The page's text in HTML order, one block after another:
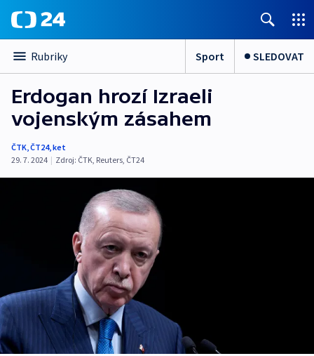
Rubriky Sport SLEDOVAT
Erdogan hrozí Izraeli
vojenským zásahem
ČTK,ČT24,ket
29. 7. 2024 | Zdroj: ČTK, Reuters, ČT24